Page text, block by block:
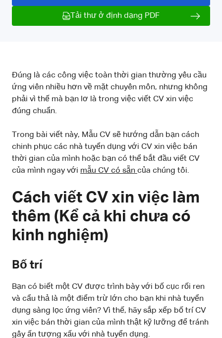
Tải thư ở định dạng PDF
Đúng là các công việc toàn thời gian thường yêu cầu
ứng viên nhiều hơn về mặt chuyên môn, nhưng không
phải vì thế mà bạn lơ là trong việc viết CV xin việc
đúng chuẩn.
Trong bài viết này, Mẫu CV sẽ hướng dẫn bạn cách
chinh phục các nhà tuyển dụng với CV xin việc bán
thời gian của mình hoặc bạn có thể bắt đầu viết CV
của mình ngay với mẫu CV có sẵn của chúng tôi.
Cách viết CV xin việc làm
thêm (Kể cả khi chưa có
kinh nghiệm)
Bố trí
Bạn có biết một CV được trình bày với bố cục rối ren
và cẩu thả là một điểm trừ lớn cho bạn khi nhà tuyển
dụng sàng lọc ứng viên? Vì thế, hãy sắp xếp bố trí CV
xin việc bán thời gian của mình thật kỹ lưỡng để tránh
gây ấn tượng xấu với nhà tuyển dụng.